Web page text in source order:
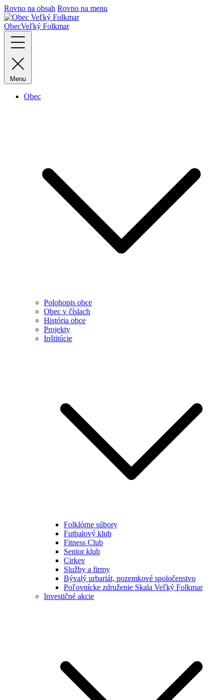
Rovno na obsah Rovno na menu
ObecVeľký Folkmar
Menu
Obec
Polohopis obce
Obec v číslach
História obce
Projekty
Inštitúcie
Folklórne súbory
Futbalový klub
Fitness Club
Senior klub
Cirkev
Služby a firmy
Bývalý urbariát, pozemkové spoločenstvo
Poľovnícke združenie Skala Veľký Folkmar
Investičné akcie